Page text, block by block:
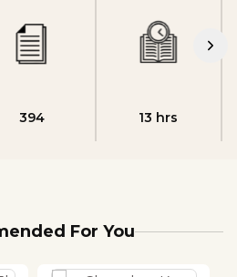
394 13 hrs
For You